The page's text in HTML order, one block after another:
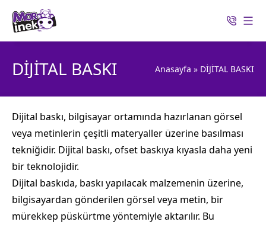
DİJİTAL BASKI Anasayfa » DİJİTAL BASKI
Dijital baskı, bilgisayar ortamında hazırlanan görsel
veya metinlerin çeşitli materyaller üzerine basılması
tekniğidir. Dijital baskı, ofset baskıya kıyasla daha yeni
bir teknolojidir.
Dijital baskıda, baskı yapılacak malzemenin üzerine,
bilgisayardan gönderilen görsel veya metin, bir
mürekkep püskürtme yöntemiyle aktarılır. Bu